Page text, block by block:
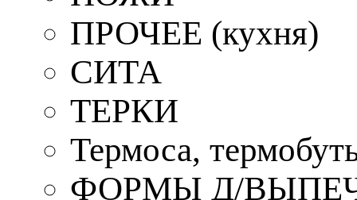
ПРОЧЕЕ (кухня)
СИТА
ТЕРКИ
Термоса,
ФОРМЫ Д/